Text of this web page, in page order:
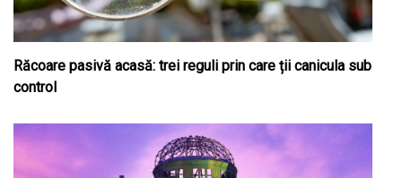
Răcoare pasivă acasă: trei reguli prin care ții canicula sub
control